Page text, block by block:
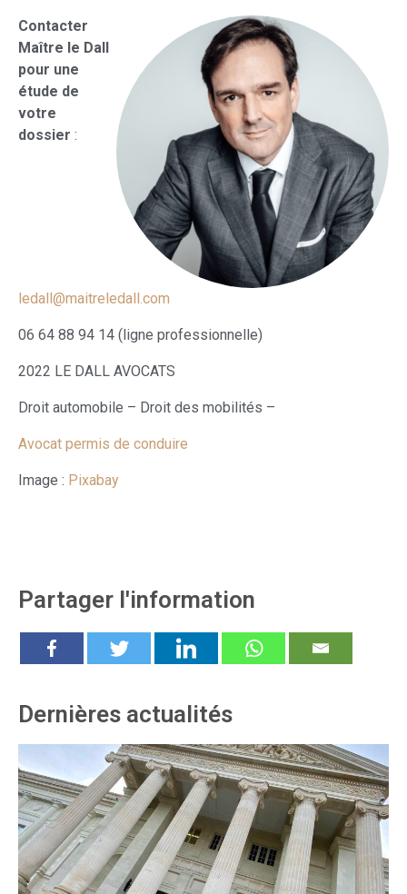
Contacter
Maître le Dall
pour une
étude de
votre
dossier :
ledall@maitreledall.com
06 64 88 94 14 (ligne professionnelle)
2022 LE DALL AVOCATS
Droit automobile – Droit des mobilités –
Avocat permis de conduire
Image : Pixabay
Partager l'information
Dernières actualités